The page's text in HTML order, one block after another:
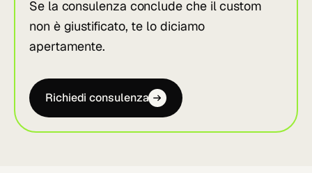
Se la consulenza conclude che il custom
non è giustificato, te lo diciamo
apertamente.
Richiedi consulenza